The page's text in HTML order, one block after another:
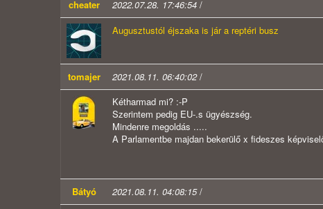
cheater 2022.07.28. 17:46:54 /
Augusztustól éjszaka is jár a reptéri busz
tomajer 2021.08.11. 06:40:02/
Kétharmad mi? :-P
Szerintem pedig EU-.s ügyészség.
Mindenre megoldás .....
A Parlamentbe majdan bekerülő x fideszes
Bátyó 2021.08.11. 04:08:15/